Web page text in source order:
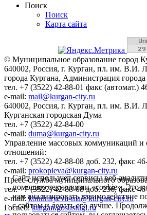
Поиск
Поиск
Карта сайта
© Муниципальное образование город
640002, Россия, г. Курган, пл. им. В.И.
города Кургана, Администрация города
тел. +7 (3522) 42-88-01 факс (автомат.)
e-mail: mail@kurgan-city.ru
640002, Россия, г. Курган, пл. им. В.И.
Курганская городская Дума
тел. +7 (3522) 42-84-00
e-mail: duma@kurgan-city.ru
Управление массовых коммуникаций и
отношений:
тел. +7 (3522) 42-88-08 доб. 232, факс
e-mail: prokopieva@kurgan-city.ru
Пресс-служба муниципального
тел. +7 (3522) 42-88-08 доб. 236, факс
e-mail:kondratyeva-ma@kurgan-city.ru
Госвеб:kurgan.gosuslugi.ru
Сайт использует сервисы веб-
помощью технологии «cookie». Это
нам анализировать взаимодействие
с сайтом и делать его лучше.